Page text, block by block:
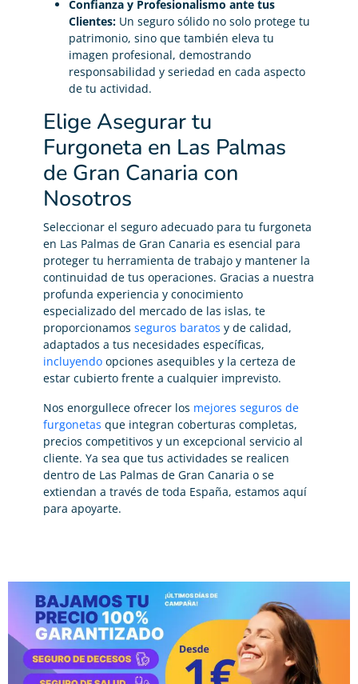
Confianza y Profesionalismo ante tus
Clientes: Un seguro sólido no solo protege tu
patrimonio, sino que también eleva tu
imagen profesional, demostrando
responsabilidad y seriedad en cada aspecto
de tu actividad.
Elige Asegurar tu
Furgoneta en Las Palmas
de Gran Canaria con
Nosotros
Seleccionar el seguro adecuado para tu furgoneta
en Las Palmas de Gran Canaria es esencial para
proteger tu herramienta de trabajo y mantener la
continuidad de tus operaciones. Gracias a nuestra
profunda experiencia y conocimiento
especializado del mercado de las islas, te
proporcionamos seguros baratos y de calidad,
adaptados a tus necesidades específicas,
incluyendo opciones asequibles y la certeza de
estar cubierto frente a cualquier imprevisto.
Nos enorgullece ofrecer los mejores seguros de
furgonetas que integran coberturas completas,
precios competitivos y un excepcional servicio al
cliente. Ya sea que tus actividades se realicen
dentro de Las Palmas de Gran Canaria o se
extiendan a través de toda España, estamos aquí
para apoyarte.